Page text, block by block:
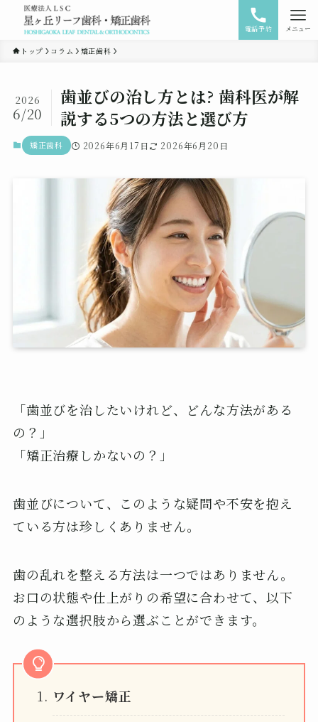
電話予約 メニュー
トップ コラム 矯正歯科
歯並びの治し方とは? 歯科医が解
説する5つの方法と選び方
2026
6/20
矯正歯科 2026年6月17日 2026年6月20日
「歯並びを治したいけれど、どんな方法がある
の？」
「矯正治療しかないの？」
歯並びについて、このような疑問や不安を抱え
ている方は珍しくありません。
歯の乱れを整える方法は一つではありません。
お口の状態や仕上がりの希望に合わせて、以下
のような選択肢から選ぶことができます。
ワイヤー矯正